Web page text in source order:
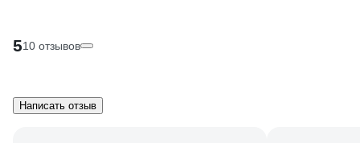
510 отзывов
Написать отзыв